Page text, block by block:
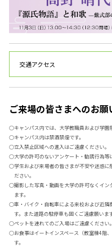
交通アクセス
ご来場の皆さまへのお願
○キャンパス内では、大学教職員および学園
○キャンパス内は禁酒禁煙です。
○立入禁止区域への進入はご遠慮ください。
○大学の許可のないアンケート・勧誘行為等
○学生および来場者の皆さまが不安や迷惑に
ださい。
○撮影した写真・動画を大学の許可なくイン
ます。
○車・バイク・自転車による来校および近隣
す。また道路の駐停車も固くご遠慮願います
○ペットを連れてのご入場はご遠慮ください
○お食事はイートインスペース（教室棟4階
す。